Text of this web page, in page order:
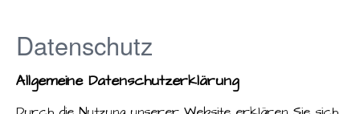
Datenschutz
Allgemeine Datenschutzerklärung